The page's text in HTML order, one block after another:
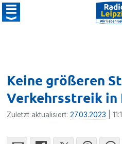
Keine größeren
Verkehrsstreik in
Zuletzt aktualisiert:27.03.2023 |